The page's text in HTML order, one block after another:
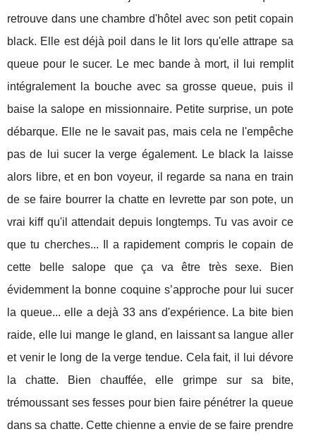
retrouve dans une chambre d'hôtel avec son petit copain
black. Elle est déjà poil dans le lit lors qu'elle attrape sa
queue pour le sucer. Le mec bande à mort, il lui remplit
intégralement la bouche avec sa grosse queue, puis il
baise la salope en missionnaire. Petite surprise, un pote
débarque. Elle ne le savait pas, mais cela ne l'empêche
pas de lui sucer la verge également. Le black la laisse
alors libre, et en bon voyeur, il regarde sa nana en train
de se faire bourrer la chatte en levrette par son pote, un
vrai kiff qu'il attendait depuis longtemps. Tu vas avoir ce
que tu cherches... Il a rapidement compris le copain de
cette belle salope que ça va être très sexe. Bien
évidemment la bonne coquine s’approche pour lui sucer
la queue... elle a dejà 33 ans d'expérience. La bite bien
raide, elle lui mange le gland, en laissant sa langue aller
et venir le long de la verge tendue. Cela fait, il lui dévore
la chatte. Bien chauffée, elle grimpe sur sa bite,
trémoussant ses fesses pour bien faire pénétrer la queue
dans sa chatte. Cette chienne a envie de se faire prendre